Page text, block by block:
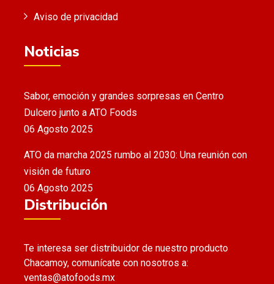
Aviso de privacidad
Noticias
Sabor, emoción y grandes sorpresas en Centro
Dulcero junto a ATO Foods
06 Agosto 2025
ATO da marcha 2025 rumbo al 2030: Una reunión con
visión de futuro
06 Agosto 2025
Distribución
Te interesa ser distribuidor de nuestro producto
Chacamoy, comunícate con nosotros a:
ventas@atofoods.mx